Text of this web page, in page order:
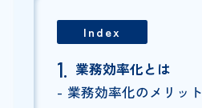
Index
業務効率化とは
業務効率化のメリット